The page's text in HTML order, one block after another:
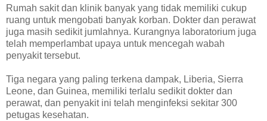
Rumah sakit dan klinik banyak yang tidak memiliki cukup
ruang untuk mengobati banyak korban. Dokter dan perawat
juga masih sedikit jumlahnya. Kurangnya laboratorium juga
telah memperlambat upaya untuk mencegah wabah
penyakit tersebut.
Tiga negara yang paling terkena dampak, Liberia, Sierra
Leone, dan Guinea, memiliki terlalu sedikit dokter dan
perawat, dan penyakit ini telah menginfeksi sekitar 300
petugas kesehatan.